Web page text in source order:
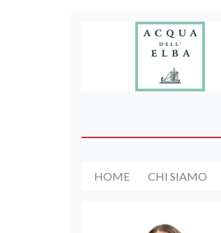
HOME CHI SIAMO